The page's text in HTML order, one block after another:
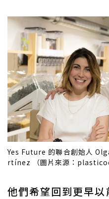
Yes Future 的聯合創始人
rtínez （圖片來源：
他們希望回到更早